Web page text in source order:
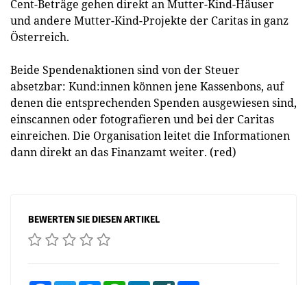
Cent-Beträge gehen direkt an Mutter-Kind-Häuser
und andere Mutter-Kind-Projekte der Caritas in ganz
Österreich.
Beide Spendenaktionen sind von der Steuer
absetzbar: Kund:innen können jene Kassenbons, auf
denen die entsprechenden Spenden ausgewiesen sind,
einscannen oder fotografieren und bei der Caritas
einreichen. Die Organisation leitet die Informationen
dann direkt an das Finanzamt weiter. (red)
BEWERTEN SIE DIESEN ARTIKEL